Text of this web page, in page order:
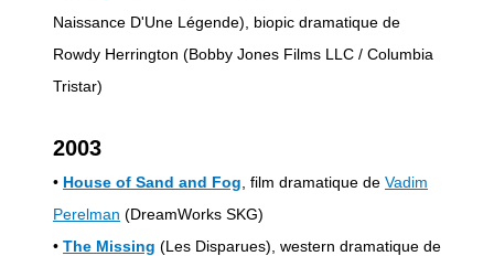
Naissance D'Une Légende), biopic dramatique de
Rowdy Herrington (Bobby Jones Films LLC / Columbia
Tristar)
2003
• House of Sand and Fog , film dramatique de Vadim
Perelman (DreamWorks SKG)
• The Missing (Les Disparues), western dramatique de